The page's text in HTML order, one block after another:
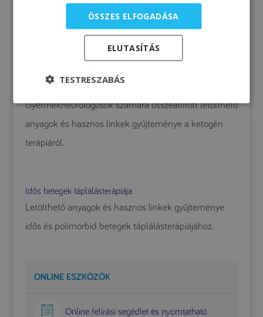
Letölthető anyagok Onkológia témakörében
Letölthető anyagok és hasznos linkek gyűjteménye a
onkológiai betegek táplálásterápiája kapcsán
Gyermekneurológusok számára összeállított letölthető
anyagok és hasznos linkek gyűjteménye a ketogén
terápiáról.
Idős betegek táplálásterápiája
Letölthető anyagok és hasznos linkek gyűjteménye
idős és polimorbid betegek táplálásterápiájához.
ONLINE ESZKÖZÖK
Online felírási segédlet és nyomtatható
ÖSSZES ELFOGADÁSA
ELUTASÍTÁS
TESTRESZABÁS